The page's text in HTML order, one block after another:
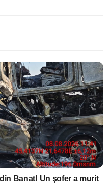
Banat! Un şofer a murit